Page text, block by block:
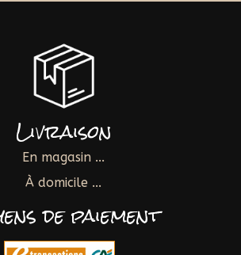
Livraison
En magasin ...
À domicile ...
de paiement